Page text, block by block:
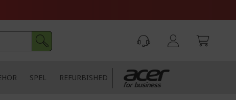
SPEL REFURBISHED